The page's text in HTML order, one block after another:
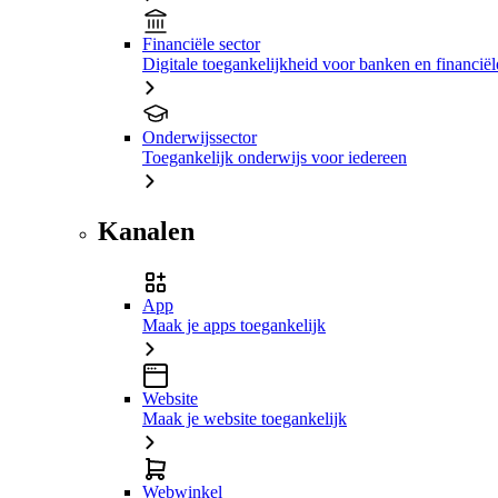
Financiële sector
Digitale toegankelijkheid voor banken en
Onderwijssector
Toegankelijk onderwijs voor iedereen
Kanalen
App
Maak je apps toegankelijk
Website
Maak je website toegankelijk
Webwinkel